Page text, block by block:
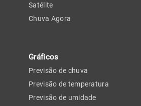
Satélite
Chuva Agora
Gráficos
Previsão de chuva
Previsão de temperatura
Previsão de umidade